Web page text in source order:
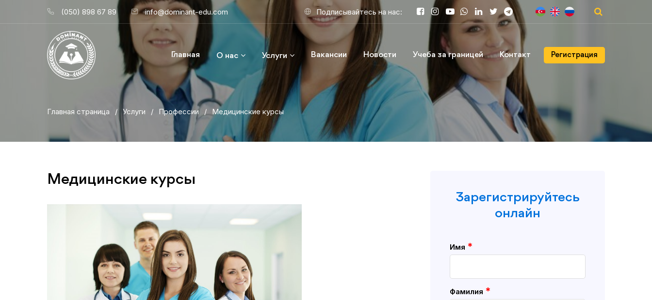
(050) 898 67 89 info@dominant-edu.com Подписывайтесь на нас:
Главная О нас Услуги Вакансии Новости Учеба за границей Контакт Регистрация
Главная страница / Услуги / Профессии / Медицинские курсы
Зарегистрируйтесь
онлайн
Имя *
Фамилия *
Медицинские курсы